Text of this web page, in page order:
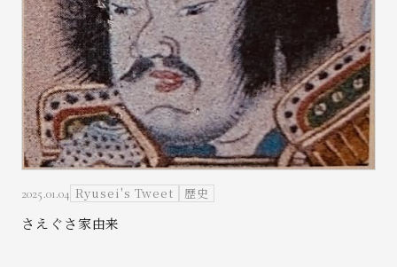
2025.01.04 Ryusei's Tweet 歴史
さえぐさ家由来